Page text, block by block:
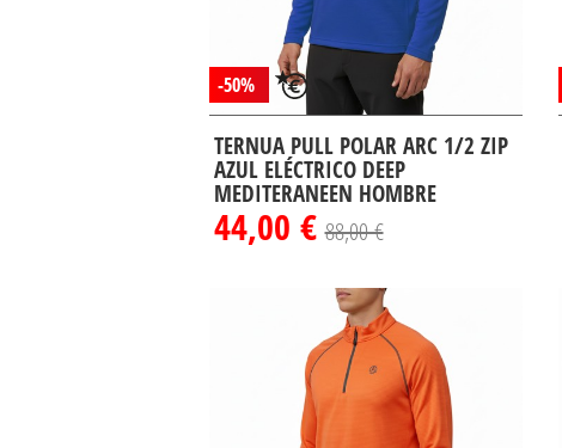
-50%
TERNUA PULL POLAR ARC 1/2 ZIP
AZUL ELÉCTRICO DEEP
MEDITERANEEN HOMBRE
44,00 €88,00 €